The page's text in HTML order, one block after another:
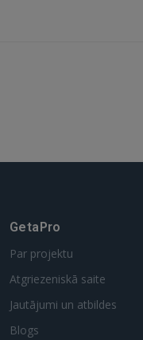
GetaPro
Par projektu
Atgriezeniskā saite
Jautājumi un atbildes
Blogs